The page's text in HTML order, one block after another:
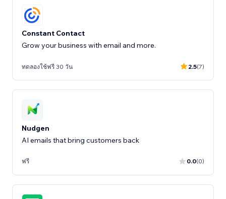
Constant Contact
Grow your business with email and more.
ทดลองใช้ฟรี 30 วัน 2.5(7)
Nudgen
AI emails that bring customers back
ฟรี 0.0(0)